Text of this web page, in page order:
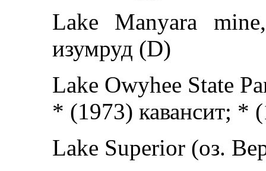
Lake Manyara
изумруд (D)
Lake Owyhee State
* (1973) кавансит; *
Lake Superior (оз.